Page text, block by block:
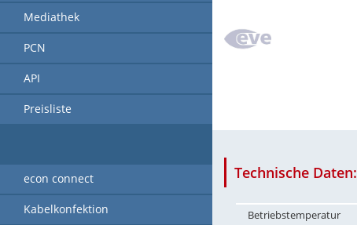
Technische Daten:
Betriebstemperatur
Mediathek
PCN
API
Preisliste
econ connect
Kabelkonfektion